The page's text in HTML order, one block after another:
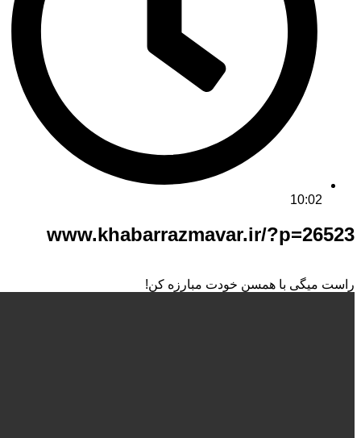
www.khabarrazmavar.ir/
میگی با همسن خودت مبارزه کن!